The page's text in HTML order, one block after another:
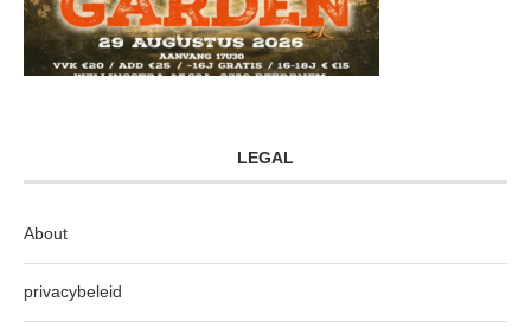
LEGAL
About
privacybeleid